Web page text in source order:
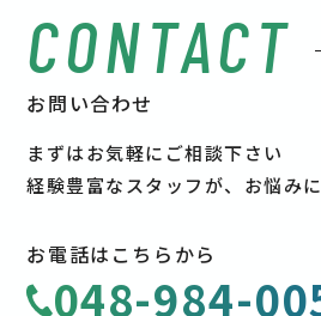
CONTACT
お問い合わせ
まずはお気軽にご相談下さい
経験豊富なスタッフが、お悩み
お電話はこちらから
048-984-